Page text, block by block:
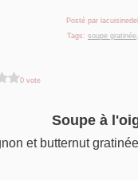
Posté par
Tags: soupe gratinée
0 vote
Soupe à